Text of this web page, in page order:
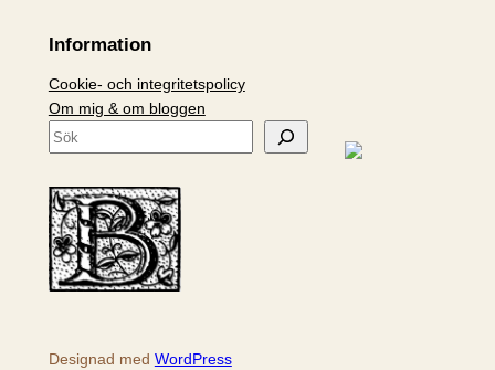
Information
Cookie- och integritetspolicy
Om mig & om bloggen
S
k
Designad med WordPress